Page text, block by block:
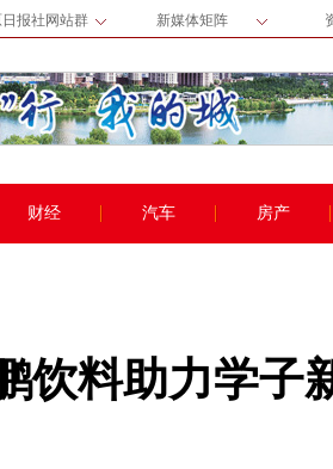
日报社网站群 新媒体矩阵
财经 汽车 房产
饮料助力学子